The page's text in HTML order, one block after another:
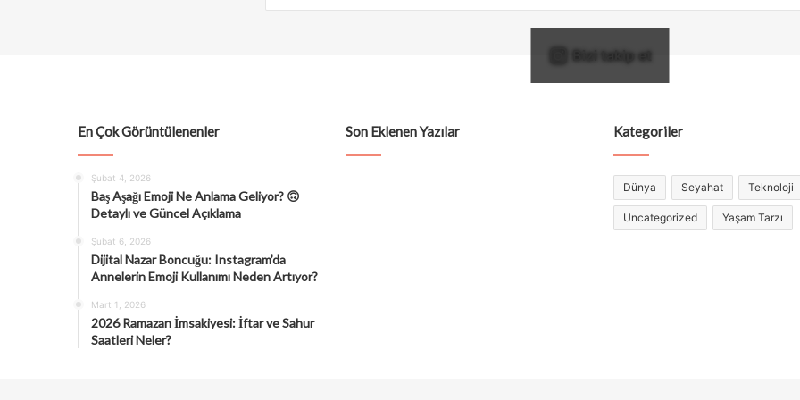
Bizi takip et
En Çok Görüntülenenler
Şubat 4, 2026
Baş Aşağı Emoji Ne Anlama Geliyor? 🙃
Detaylı ve Güncel Açıklama
Şubat 6, 2026
Dijital Nazar Boncuğu: Instagram’da
Annelerin Emoji Kullanımı Neden Artıyor?
Mart 1, 2026
2026 Ramazan İmsakiyesi: İftar ve Sahur
Saatleri Neler?
Son Eklenen Yazılar Kategoriler
Dünya Seyahat Teknoloji
Uncategorized Yaşam Tarzı